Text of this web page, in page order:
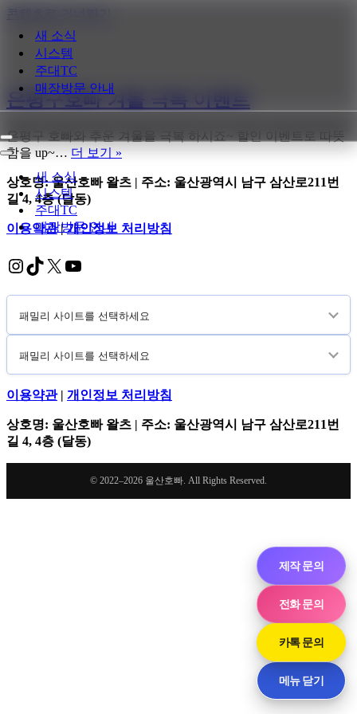
새 소식
시스템
주대TC
매장방문 안내
내
비
이
션
뉴
내
게
이
메
새 소식
시스템
주대TC
매장방문 안내
은평구호빠 겨울 극복 이벤트
은평구 호빠와 추운 겨울을 극복 하시죠~ 할인 이벤트로 따뜻
함을 up~… 더 보기 »
구
겨
벤
트
상호명: 울산호빠 왈츠 | 주소: 울산광역시 남구 삼산로211번
길 4, 4층 (달동)
이용약관|개인정보 처리방침
Instagram
TikTok
X YouTube
이용약관| 개인정보 처리방침
상호명: 울산호빠 왈츠 | 주소: 울산광역시 남구 삼산로211번
길 4, 4층 (달동)
제작 문의
전화 문의
카톡 문의
메뉴 닫기
© 2022–2026 울산호빠. All Rights Reserved.